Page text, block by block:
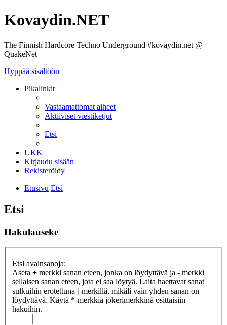
Kovaydin.NET
The Finnish Hardcore Techno Underground #kovaydin.net @
QuakeNet
Hyppää sisältöön
Pikalinkit
Vastaamattomat aiheet
Aktiiviset viestiketjut
Etsi
UKK
Kirjaudu sisään
Rekisteröidy
Etusivu Etsi
Etsi
Hakulauseke
Etsi avainsanoja:
Aseta + merkki sanan eteen, jonka on löydyttävä ja - merkki
sellaisen sanan eteen, jota ei saa löytyä. Laita haettavat sanat
sulkuihin erotettuna |-merkillä, mikäli vain yhden sanan on
löydyttävä. Käytä *-merkkiä jokerimerkkinä osittaisiin
hakuihin.